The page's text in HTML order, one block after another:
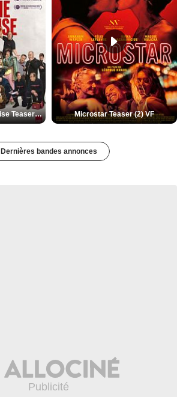
De la Comédie-Française Teaser (3) VF Microstar Teaser (2) VF
Dernières bandes annonces